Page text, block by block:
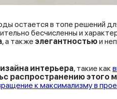
остается в топе решений
бесчисленны и
, а также элегантностьюи
интерьера, такие как
распространению этого
к максимализму в